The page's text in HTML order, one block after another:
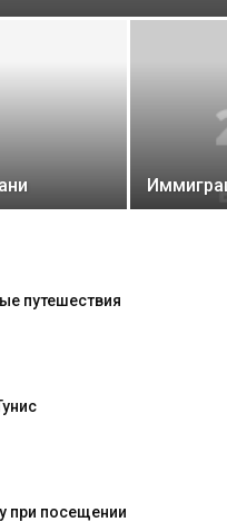
путешествия
при посещении